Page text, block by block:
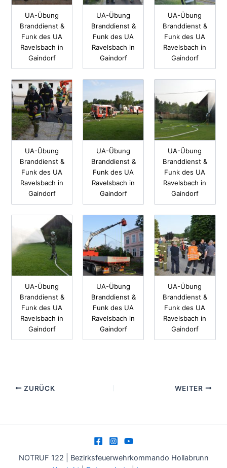
UA-Übung
Branddienst &
Funk des UA
Ravelsbach in
Gaindorf
UA-Übung
Branddienst &
Funk des UA
Ravelsbach in
Gaindorf
UA-Übung
Branddienst &
Funk des UA
Ravelsbach in
Gaindorf
UA-Übung
Branddienst &
Funk des UA
Ravelsbach in
Gaindorf
UA-Übung
Branddienst &
Funk des UA
Ravelsbach in
Gaindorf
UA-Übung
Branddienst &
Funk des UA
Ravelsbach in
Gaindorf
UA-Übung
Branddienst &
Funk des UA
Ravelsbach in
Gaindorf
UA-Übung
Branddienst &
Funk des UA
Ravelsbach in
Gaindorf
UA-Übung
Branddienst &
Funk des UA
Ravelsbach in
Gaindorf
ZURÜCK WEITER
NOTRUF 122 | Bezirksfeuerwehrkommando Hollabrunn